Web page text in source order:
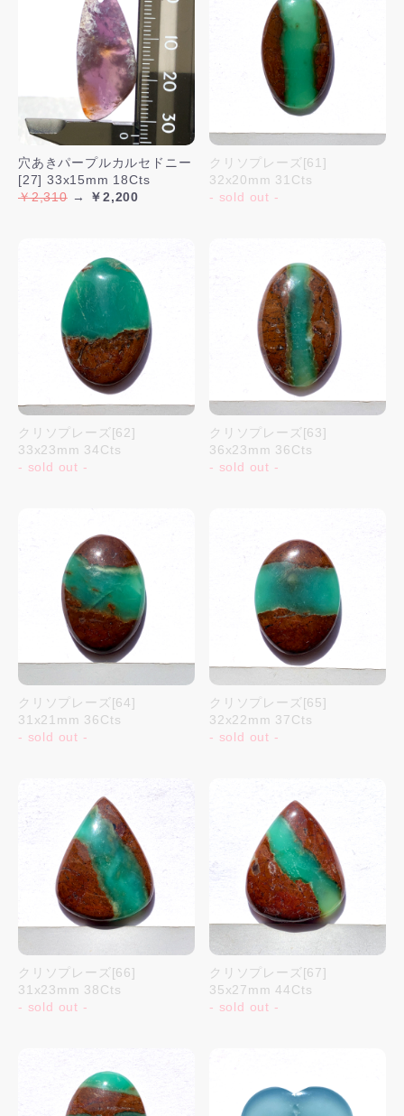
穴あきパープルカルセドニー
[27] 33x15mm 18Cts
￥2,310→ ￥2,200
クリソプレーズ[61]
32x20mm 31Cts
- sold out -
クリソプレーズ[62]
33x23mm 34Cts
- sold out -
クリソプレーズ[63]
36x23mm 36Cts
- sold out -
クリソプレーズ[64]
31x21mm 36Cts
- sold out -
クリソプレーズ[65]
32x22mm 37Cts
- sold out -
クリソプレーズ[66]
31x23mm 38Cts
- sold out -
クリソプレーズ[67]
35x27mm 44Cts
- sold out -